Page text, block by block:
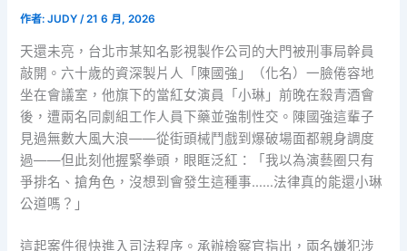
作者:JUDY/21 6 月, 2026
天還未亮，台北市某知名影視製作公司的大門被刑事局幹員
敲開。六十歲的資深製片人「陳國強」（化名）一臉倦容地
坐在會議室，他旗下的當紅女演員「小琳」前晚在殺青酒會
後，遭兩名同劇組工作人員下藥並強制性交。陳國強這輩子
見過無數大風大浪——從街頭械鬥戲到爆破場面都親身調度
過——但此刻他握緊拳頭，眼眶泛紅：「我以為演藝圈只有
爭排名、搶角色，沒想到會發生這種事……法律真的能還小琳
公道嗎？」
這起案件很快進入司法程序。承辦檢察官指出，兩名嫌犯涉